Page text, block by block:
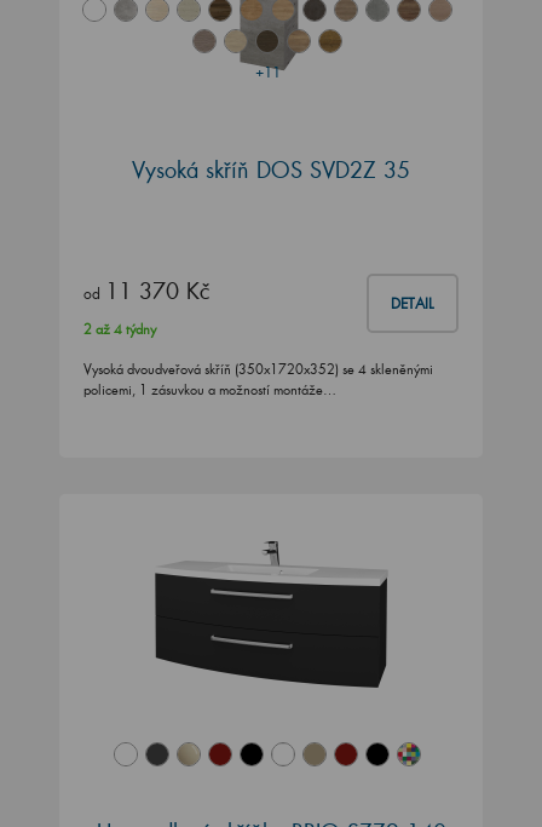
+11
Vysoká skříň DOS SVD2Z 35
od 11 370 Kč DETAIL
2 až 4 týdny
Vysoká dvoudveřová skříň (350x1720x352) se 4 skleněnými
policemi, 1 zásuvkou a možností montáže…